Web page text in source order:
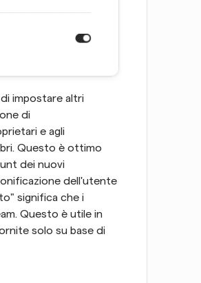
impostare altri
di
e agli
Questo è ottimo
dei nuovi
dell'utente
significa che i
Questo è utile in
solo su base di